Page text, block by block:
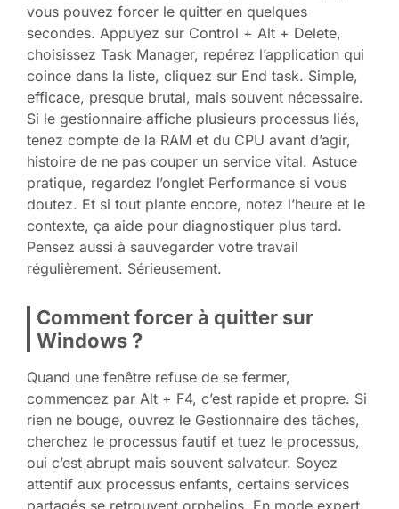
vous pouvez forcer le quitter en quelques
secondes. Appuyez sur Control + Alt + Delete,
choisissez Task Manager, repérez l’application qui
coince dans la liste, cliquez sur End task. Simple,
efficace, presque brutal, mais souvent nécessaire.
Si le gestionnaire affiche plusieurs processus liés,
tenez compte de la RAM et du CPU avant d’agir,
histoire de ne pas couper un service vital. Astuce
pratique, regardez l’onglet Performance si vous
doutez. Et si tout plante encore, notez l’heure et le
contexte, ça aide pour diagnostiquer plus tard.
Pensez aussi à sauvegarder votre travail
régulièrement. Sérieusement.
Comment forcer à quitter sur
Windows ?
Quand une fenêtre refuse de se fermer,
commencez par Alt + F4, c’est rapide et propre. Si
rien ne bouge, ouvrez le Gestionnaire des tâches,
cherchez le processus fautif et tuez le processus,
oui c’est abrupt mais souvent salvateur. Soyez
attentif aux processus enfants, certains services